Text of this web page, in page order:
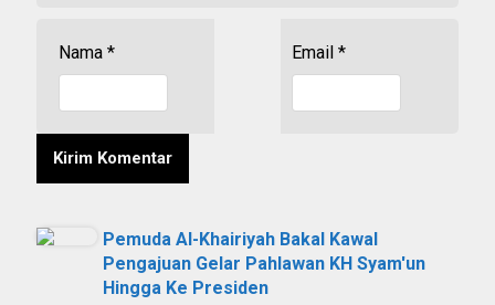
Nama * Email *
Pemuda Al-Khairiyah Bakal Kawal
Pengajuan Gelar Pahlawan KH Syam'un
Hingga Ke Presiden